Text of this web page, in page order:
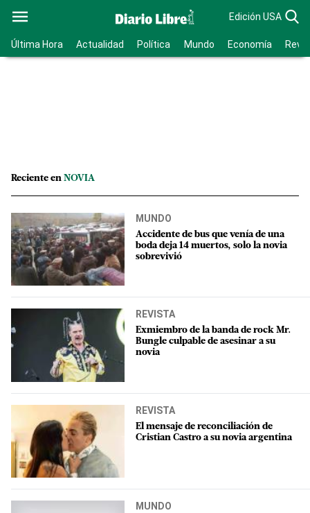
Edición USA
Última Hora Actualidad Política Mundo Economía
Reciente en NOVIA
MUNDO
Accidente de bus que venía de una
boda deja 14 muertos, solo la novia
sobrevivió
REVISTA
Exmiembro de la banda de rock Mr.
Bungle culpable de asesinar a su
novia
REVISTA
El mensaje de reconciliación de
Cristian Castro a su novia argentina
MUNDO